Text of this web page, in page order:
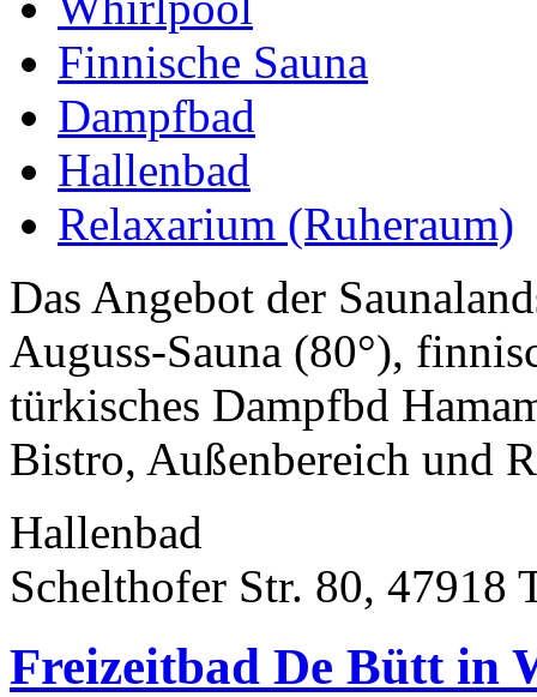
Finnische Sauna
Dampfbad
Hallenbad
Relaxarium (Ruheraum)
Das Angebot der
Auguss-Sauna (80°),
türkisches Dampfbd
Bistro, Außenbereich und
Hallenbad
Schelthofer Str. 80, 47918
Freizeitbad De Bütt in